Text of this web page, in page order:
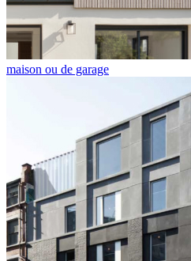
maison ou de garage